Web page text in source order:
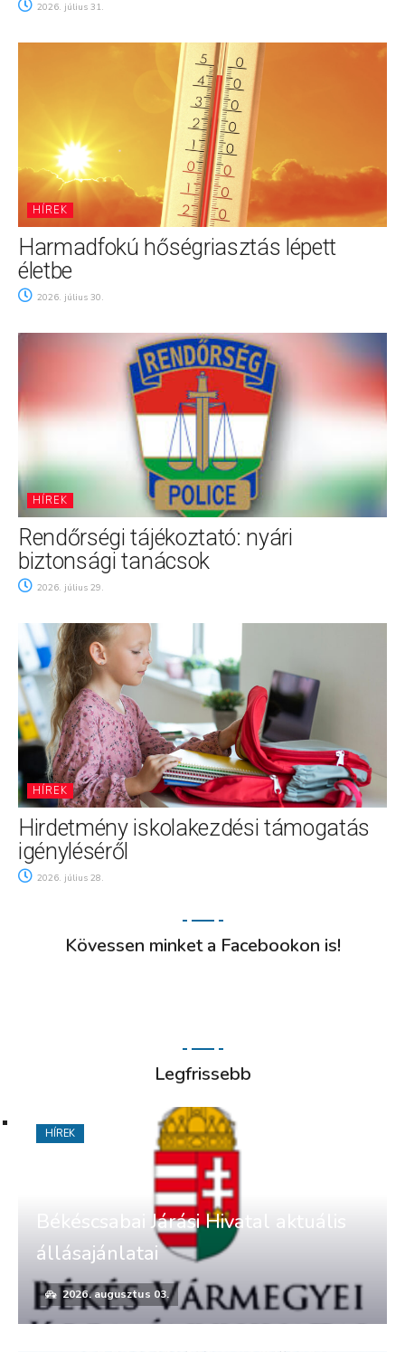
2026. július 31.
HÍREK
Harmadfokú hőségriasztás lépett
életbe
2026. július 30.
HÍREK
Rendőrségi tájékoztató: nyári
biztonsági tanácsok
2026. július 29.
HÍREK
Hirdetmény iskolakezdési támogatás
igényléséről
2026. július 28.
Kövessen minket a Facebookon is!
Legfrissebb
Békéscsabai Járási Hivatal aktuális
állásajánlatai
2026. augusztus 03.
HÍREK